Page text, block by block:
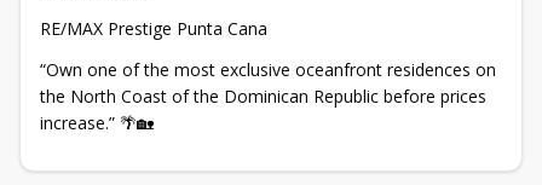
RE/MAX Prestige Punta Cana
“Own one of the most exclusive oceanfront residences on
the North Coast of the Dominican Republic before prices
increase.” 🌴🏡